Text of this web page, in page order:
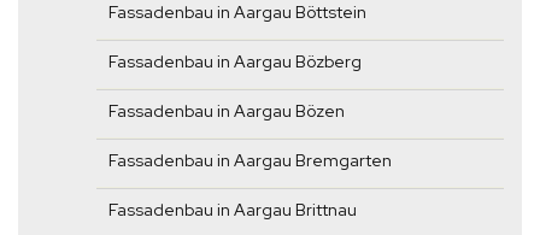
Fassadenbau in Aargau Böttstein
Fassadenbau in Aargau Bözberg
Fassadenbau in Aargau Bözen
Fassadenbau in Aargau Bremgarten
Fassadenbau in Aargau Brittnau